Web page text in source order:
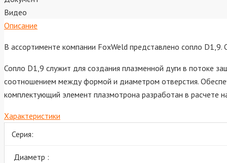
Видео
Описание
В ассортименте компании FoxWeld представлено сопло
Сопло D1,9 служит для создания плазменной дуги в потоке
соотношением между формой и диаметром отверстия.
комплектующий элемент плазмотрона разработан в расчете
Характеристики
Серия:
Диаметр :